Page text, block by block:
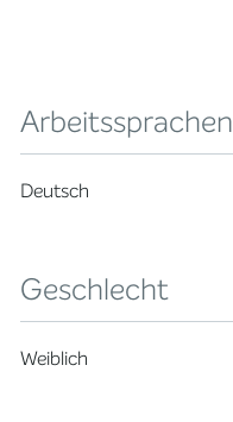
Arbeitssprachen
Deutsch
Geschlecht
Weiblich